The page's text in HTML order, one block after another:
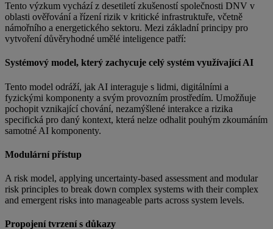
Tento výzkum vychází z desetiletí zkušeností společnosti DNV v
oblasti ověřování a řízení rizik v kritické infrastruktuře, včetně
námořního a energetického sektoru. Mezi základní principy pro
vytvoření důvěryhodné umělé inteligence patří:
Systémový model, který zachycuje celý systém využívající AI
Tento model odráží, jak AI interaguje s lidmi, digitálními a
fyzickými komponenty a svým provozním prostředím. Umožňuje
pochopit vznikající chování, nezamýšlené interakce a rizika
specifická pro daný kontext, která nelze odhalit pouhým zkoumáním
samotné AI komponenty.
Modulární přístup
A risk model, applying uncertainty-based assessment and modular
risk principles to break down complex systems with their complex
and emergent risks into manageable parts across system levels.
Propojení tvrzení s důkazy